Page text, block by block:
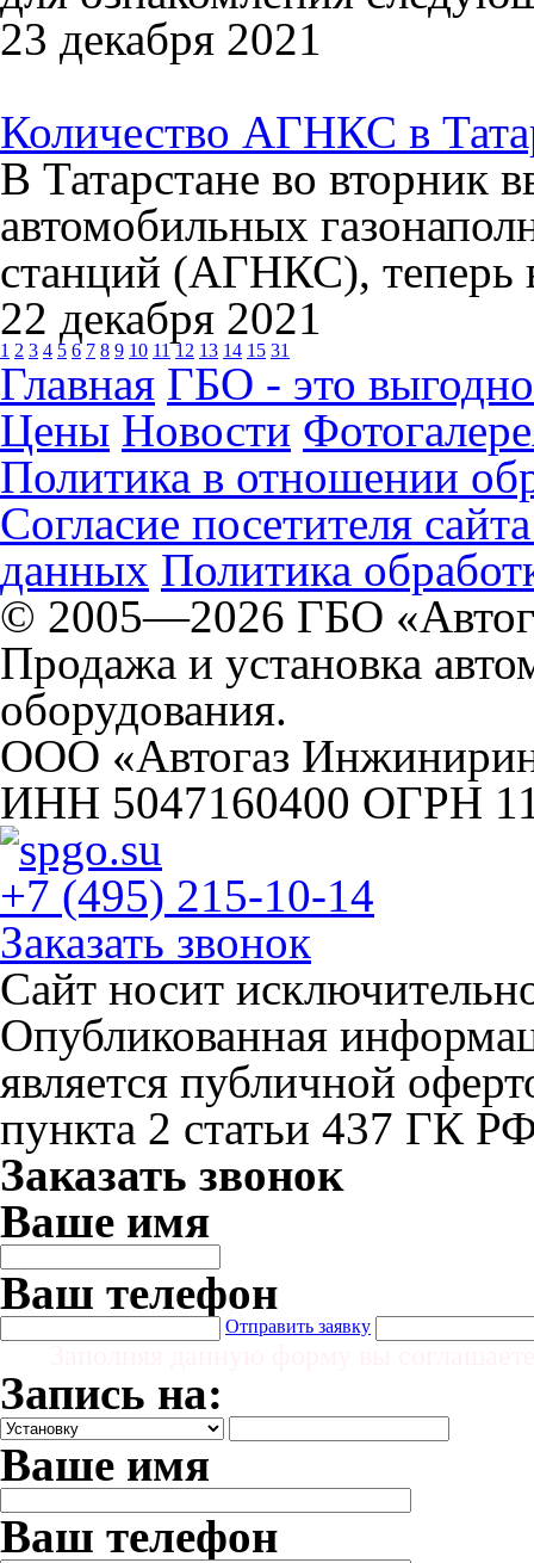
23 декабря 2021
Количество АГНКС в
В Татарстане во вторник
автомобильных
станций (АГНКС), теперь
22 декабря 2021
1 2 3 4 5 6 7 8 9 10 11 12 13 14 15 31
Главная ГБО - это
Цены Новости
Политика в отношении
Согласие посетителя
данных Политика
© 2005—2026 ГБО
Продажа и установка
оборудования.
ООО «Автогаз
ИНН 5047160400 ОГРН
+7 (495) 215-10-14
Заказать звонок
Сайт носит
Опубликованная
является публичной
пункта 2 статьи 437 ГК
Заказать звонок
Ваше имя
Ваш телефон
Отправить заявку
Запись на:
Ваше имя
Ваш телефон